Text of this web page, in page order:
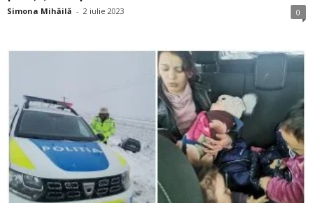
Simona Mihăilă - 2 iulie 2023 0